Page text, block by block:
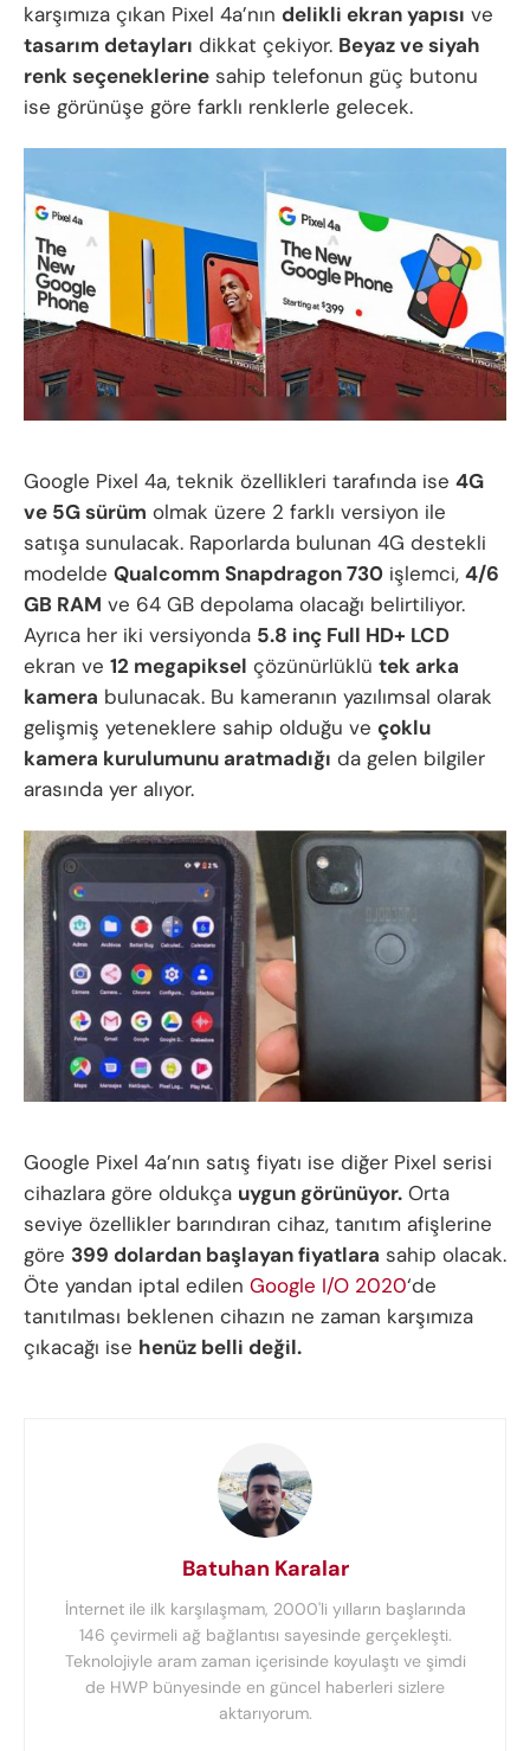
karşımıza çıkan Pixel 4a’nın delikli ekran yapısı ve
tasarım detayları dikkat çekiyor. Beyaz ve siyah
renk seçeneklerine sahip telefonun güç butonu
ise görünüşe göre farklı renklerle gelecek.
Google Pixel 4a, teknik özellikleri tarafında ise 4G
ve 5G sürüm olmak üzere 2 farklı versiyon ile
satışa sunulacak. Raporlarda bulunan 4G destekli
modelde Qualcomm Snapdragon 730 işlemci, 4/6
GB RAM ve 64 GB depolama olacağı belirtiliyor.
Ayrıca her iki versiyonda 5.8 inç Full HD+ LCD
ekran ve 12 megapiksel çözünürlüklü tek arka
kamera bulunacak. Bu kameranın yazılımsal olarak
gelişmiş yeteneklere sahip olduğu ve çoklu
kamera kurulumunu aratmadığı da gelen bilgiler
arasında yer alıyor.
Google Pixel 4a’nın satış fiyatı ise diğer Pixel serisi
cihazlara göre oldukça uygun görünüyor. Orta
seviye özellikler barındıran cihaz, tanıtım afişlerine
göre 399 dolardan başlayan fiyatlara sahip olacak.
Öte yandan iptal edilen Google I/O 2020‘de
tanıtılması beklenen cihazın ne zaman karşımıza
çıkacağı ise henüz belli değil.
Batuhan Karalar
İnternet ile ilk karşılaşmam, 2000'li yılların başlarında
146 çevirmeli ağ bağlantısı sayesinde gerçekleşti.
Teknolojiyle aram zaman içerisinde koyulaştı ve şimdi
de HWP bünyesinde en güncel haberleri sizlere
aktarıyorum.